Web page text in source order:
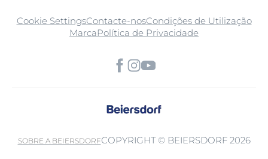
Cookie SettingsContacte-nosCondições de Utilização
MarcaPolítica de Privacidade
SOBRE A BEIERSDORFCOPYRIGHT © BEIERSDORF 2026